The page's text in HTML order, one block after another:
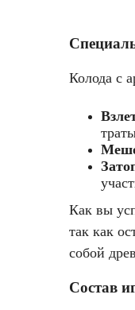
Колода с
Как вы
так как
собой
Состав